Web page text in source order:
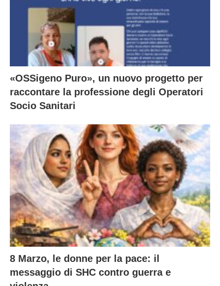
«OSSigeno Puro», un nuovo progetto per
raccontare la professione degli Operatori
Socio Sanitari
8 Marzo, le donne per la pace: il
messaggio di SHC contro guerra e